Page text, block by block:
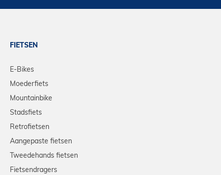
FIETSEN
E-Bikes
Moederfiets
Mountainbike
Stadsfiets
Retrofietsen
Aangepaste fietsen
Tweedehands fietsen
Fietsendragers